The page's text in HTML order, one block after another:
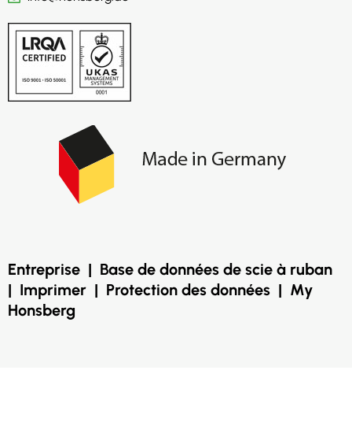
Entreprise | Base de données de scie à ruban
| Imprimer | Protection des données | My
Honsberg